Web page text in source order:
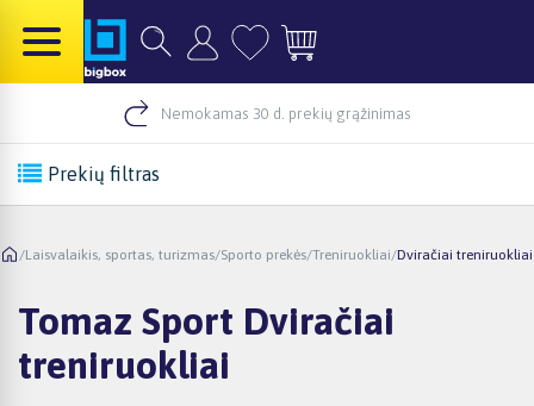
Nemokamas 30 d. prekių grąžinimas
Prekių filtras
/Laisvalaikis, sportas, turizmas/Sporto prekės/Treniruokliai/Dviračiai treniruokliai
Tomaz Sport Dviračiai
treniruokliai